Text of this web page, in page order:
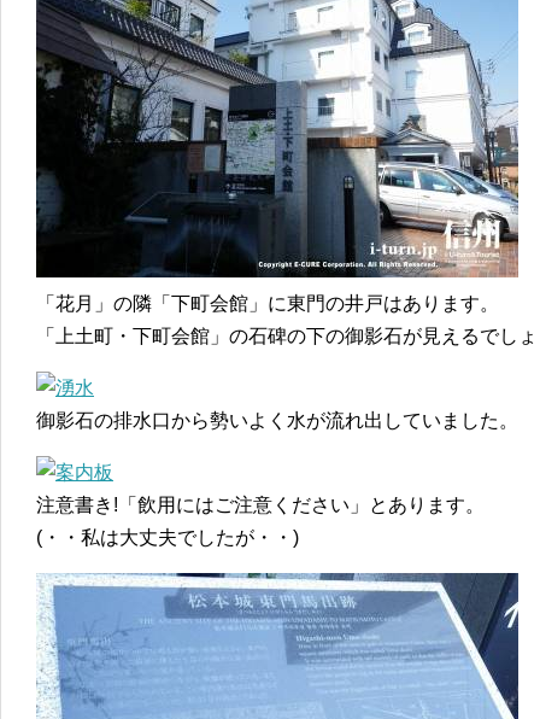
「花月」の隣「下町会館」に東門の井戸はあります。
「上土町・下町会館」の石碑の下の御影石が見えるでし
御影石の排水口から勢いよく水が流れ出していました。
注意書き!「飲用にはご注意ください」とあります。
(・・私は大丈夫でしたが・・)